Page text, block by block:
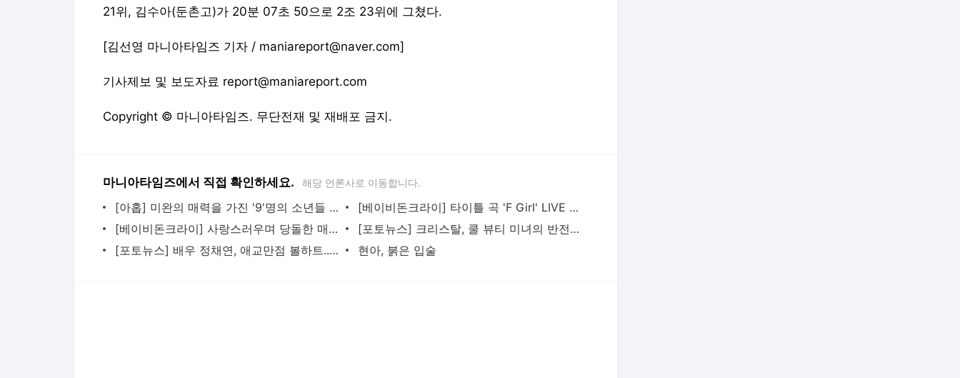
21위, 김수아(둔촌고)가 20분 07초 50으로 2조 23위에 그쳤다.
[김선영 마니아타임즈 기자 / maniareport@naver.com]
기사제보 및 보도자료 report@maniareport.com
Copyright © 마니아타임즈. 무단전재 및 재배포 금지.
마니아타임즈에서 직접 확인하세요. 해당 언론사로 이동합니다.
[아홉] 미완의 매력을 가진 '9'명의 소년들 | 데뷔 기념 쇼케이스 현장
[베이비돈크라이] 타이틀 곡 'F Girl' LIVE STAGE 무대
[베이비돈크라이] 사랑스러우며 당돌한 매력의 걸그룹 | 데뷔 기념 쇼케이스 현장
[포토뉴스] 크리스탈, 쿨 뷰티 미녀의 반전 미소... '캐나다구스' 포토콜 행사
[포토뉴스] 배우 정채연, 애교만점 볼하트... '온앤온' 포토콜 행사
현아, 붉은 입술